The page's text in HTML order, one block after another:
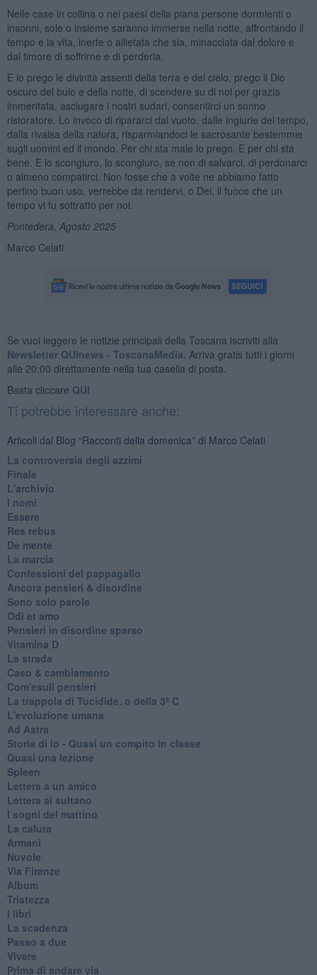
Nelle case in collina o nei paesi della piana persone dormienti o
insonni, sole o insieme saranno immerse nella notte, affrontando il
tempo e la vita, inerte o allietata che sia, minacciata dal dolore e
dal timore di soffrirne e di perderla.
E io prego le divinità assenti della terra e del cielo, prego il Dio
oscuro del buio e della notte, di scendere su di noi per grazia
immeritata, asciugare i nostri sudari, consentirci un sonno
ristoratore. Lo invoco di ripararci dal vuoto, dalle ingiurie del tempo,
dalla rivalsa della natura, risparmiandoci le sacrosante bestemmie
sugli uomini ed il mondo. Per chi sta male lo prego. E per chi sta
bene. E lo scongiuro, lo scongiuro, se non di salvarci, di perdonarci
o almeno compatirci. Non fosse che a volte ne abbiamo fatto
perfino buon uso, verrebbe da rendervi, o Dei, il fuoco che un
tempo vi fu sottratto per noi.
Pontedera, Agosto 2025
Marco Celati
Se vuoi leggere le notizie principali della Toscana iscriviti alla
Newsletter QUInews - ToscanaMedia. Arriva gratis tutti i giorni
alle 20:00 direttamente nella tua casella di posta.
Basta cliccare QUI
Ti potrebbe interessare anche:
Articoli dal Blog “Racconti della domenica” di Marco Celati
La controversia degli azzimi
Finale
L'archivio
I nomi
Essere
Res rebus
De mente
La marcia
Confessioni del pappagallo
Ancora pensieri & disordine
Sono solo parole
Odi et amo
Pensieri in disordine sparso
Vitamina D
La strada
Caso & cambiamento
Com'esuli pensieri
La trappola di Tucidide, o della 3ª C
L'evoluzione umana
Ad Astra
Storia di io - Quasi un compito in classe
Quasi una lezione
Spleen
Lettera a un amico
Lettera al sultano
I sogni del mattino
La calura
Armani
Nuvole
Via Firenze
Album
Tristezza
I libri
La scadenza
Passo a due
Vivere
Prima di andare via